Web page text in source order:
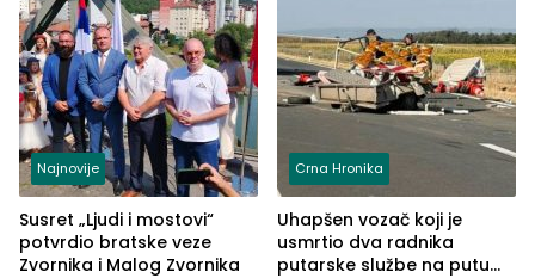
Najnovije
Susret „Ljudi i mostovi“
potvrdio bratske veze
Zvornika i Malog Zvornika
Crna Hronika
Uhapšen vozač koji je
usmrtio dva radnika
putarske službe na putu